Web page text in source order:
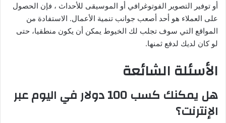
أو توفير التصوير الفوتوغرافي أو الموسيقى للأحداث ، فإن الحصول
على العملاء هو أحد أصعب جوانب تنمية الأعمال. الاستفادة من
المواقع التي سوف تجلب لك الخيوط يمكن أن يكون منطقيا، حتى
لو كان لديك لدفع ثمنها.
الأسئلة الشائعة
هل يمكنك كسب 100 دولار في اليوم عبر
الإنترنت؟